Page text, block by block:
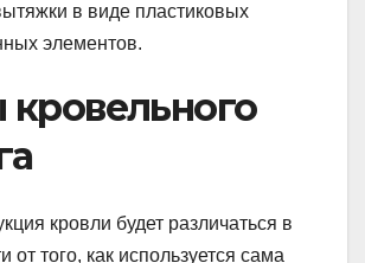
в виде пластиковых
элементов.
кровли будет различаться в
от того, как используется сама